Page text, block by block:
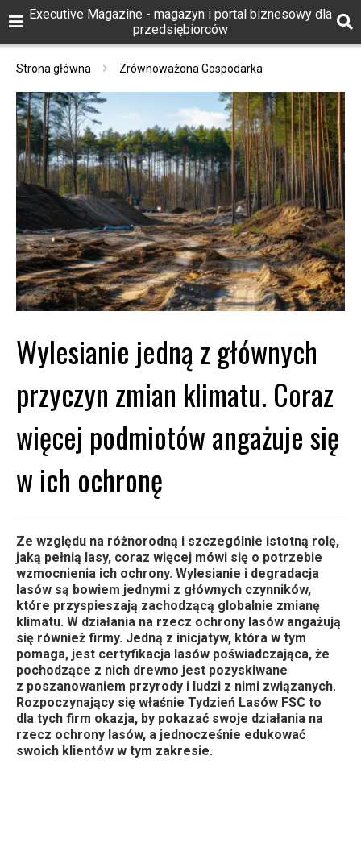
Executive Magazine - magazyn i portal biznesowy dla
przedsiębiorców
Strona główna Zrównoważona Gospodarka
Wylesianie jedną z głównych
przyczyn zmian klimatu. Coraz
więcej podmiotów angażuje się
w ich ochronę
Ze względu na różnorodną i szczególnie istotną rolę,
jaką pełnią lasy, coraz więcej mówi się o potrzebie
wzmocnienia ich ochrony. Wylesianie i degradacja
lasów są bowiem jednymi z głównych czynników,
które przyspieszają zachodzącą globalnie zmianę
klimatu. W działania na rzecz ochrony lasów angażują
się również firmy. Jedną z inicjatyw, która w tym
pomaga, jest certyfikacja lasów poświadczająca, że
pochodzące z nich drewno jest pozyskiwane
z poszanowaniem przyrody i ludzi z nimi związanych.
Rozpoczynający się właśnie Tydzień Lasów FSC to
dla tych firm okazja, by pokazać swoje działania na
rzecz ochrony lasów, a jednocześnie edukować
swoich klientów w tym zakresie.